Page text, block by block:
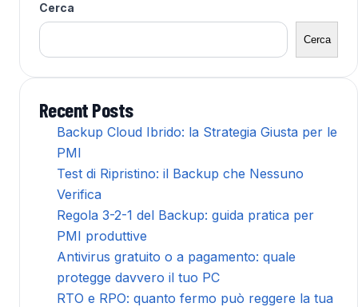
Cerca
Cerca
Recent Posts
Backup Cloud Ibrido: la Strategia Giusta per le
PMI
Test di Ripristino: il Backup che Nessuno
Verifica
Regola 3-2-1 del Backup: guida pratica per
PMI produttive
Antivirus gratuito o a pagamento: quale
protegge davvero il tuo PC
RTO e RPO: quanto fermo può reggere la tua